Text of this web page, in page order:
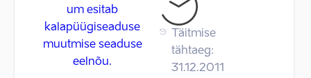
um esitab
kalapüügiseaduse
muutmise seaduse
eelnõu.
Täitmise
tähtaeg:
31.12.2011